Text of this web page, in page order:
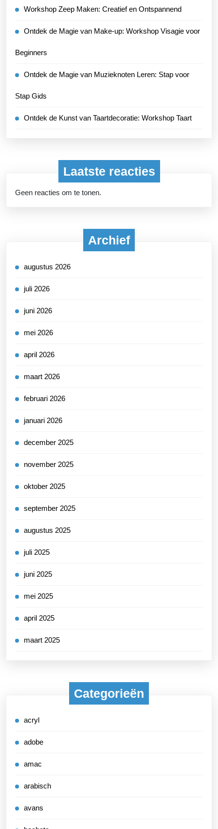
Workshop Zeep Maken: Creatief en Ontspannend
Ontdek de Magie van Make-up: Workshop Visagie voor
Beginners
Ontdek de Magie van Muzieknoten Leren: Stap voor
Stap Gids
Ontdek de Kunst van Taartdecoratie: Workshop Taart
Laatste reacties
Geen reacties om te tonen.
Archief
augustus 2026
juli 2026
juni 2026
mei 2026
april 2026
maart 2026
februari 2026
januari 2026
december 2025
november 2025
oktober 2025
september 2025
augustus 2025
juli 2025
juni 2025
mei 2025
april 2025
maart 2025
Categorieën
acryl
adobe
amac
arabisch
avans